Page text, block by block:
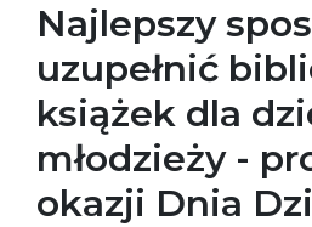
Najlepszy
uzupełnić
książek dla
młodzieży -
okazji Dnia